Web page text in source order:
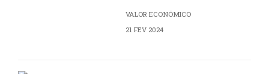
VALOR ECONÔMICO
21 FEV 2024